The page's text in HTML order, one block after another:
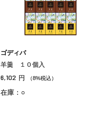
ゴディバ
羊羹 １０個入
6,102 円 （8%税込）
在庫：○